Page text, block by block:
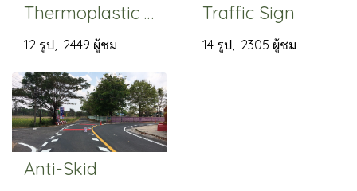
Thermoplastic Paint
12 รูป, 2449 ผู้ชม
Traffic Sign
14 รูป, 2305 ผู้ชม
Anti-Skid